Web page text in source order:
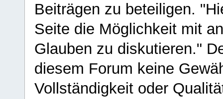
Beiträgen zu beteiligen.
Seite die Möglichkeit mit
Glauben zu diskutieren."
diesem Forum keine
Vollständigkeit oder